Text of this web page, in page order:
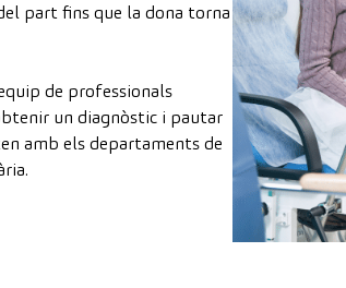
part fins que la dona torna
de professionals
un diagnòstic i pautar
amb els departaments de